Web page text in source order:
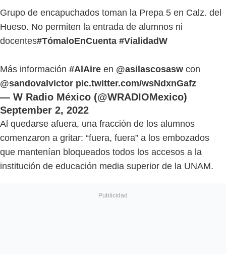
Grupo de encapuchados toman la Prepa 5 en Calz. del
Hueso. No permiten la entrada de alumnos ni
docentes#TómaloEnCuenta #VialidadW
Más información #AlAire en @asilascosasw con
@sandovalvictor pic.twitter.com/wsNdxnGafz
— W Radio México (@WRADIOMexico)
September 2, 2022
Al quedarse afuera, una fracción de los alumnos
comenzaron a gritar: “fuera, fuera” a los embozados
que mantenían bloqueados todos los accesos a la
institución de educación media superior de la UNAM.